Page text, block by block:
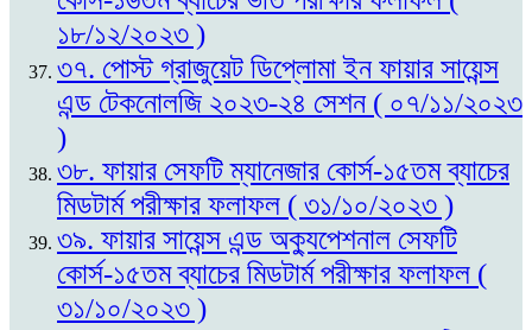
১৮/১২/২০২৩ )
৩৭. পোস্ট গ্রাজুয়েট ডিপ্লোমা ইন ফায়ার সায়েন্স
এন্ড টেকনোলজি ২০২৩-২৪ সেশন ( ০৭/১১/২০২৩
)
৩৮. ফায়ার সেফটি ম্যানেজার কোর্স-১৫তম ব্যাচের
মিডটার্ম পরীক্ষার ফলাফল ( ৩১/১০/২০২৩ )
৩৯. ফায়ার সায়েন্স এন্ড অক্যুপেশনাল সেফটি
কোর্স-১৫তম ব্যাচের মিডটার্ম পরীক্ষার ফলাফল (
৩১/১০/২০২৩ )